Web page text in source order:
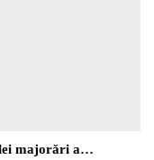
majorări a…